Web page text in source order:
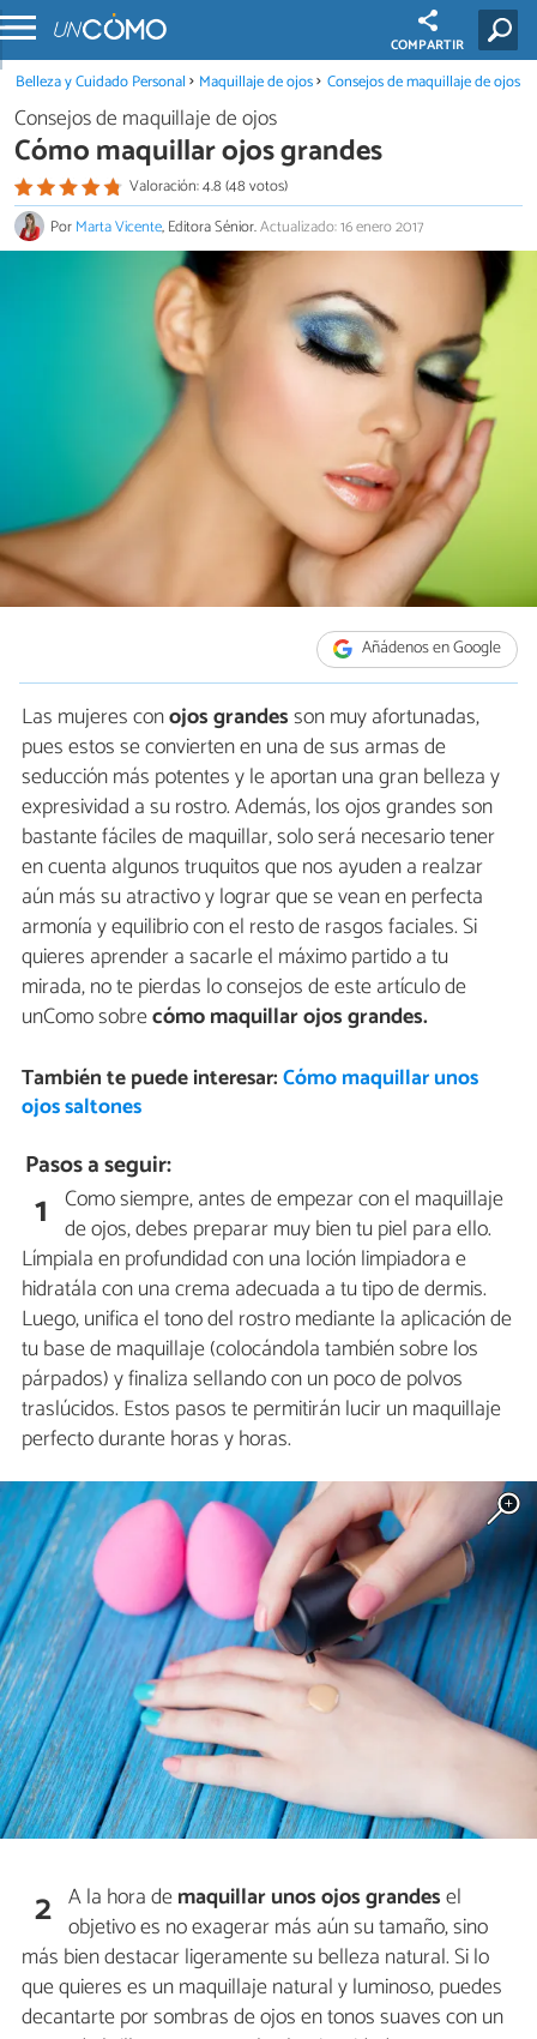
COMPARTIR
Belleza y Cuidado Personal Maquillaje de ojos Consejos de maquillaje de ojos
Consejos de maquillaje de ojos
Cómo maquillar ojos grandes
Valoración: 4.8 (48 votos)
PorMarta Vicente, Editora Sénior.Actualizado: 16 enero 2017
Añádenos en Google
Las mujeres conojos grandesson muy afortunadas,
pues estos se convierten en una de sus armas de
seducción más potentes y le aportan una gran belleza y
expresividad a su rostro. Además, los ojos grandes son
bastante fáciles de maquillar, solo será necesario tener
en cuenta algunos truquitos que nos ayuden a realzar
aún más su atractivo y lograr que se vean en perfecta
armonía y equilibrio con el resto de rasgos faciales. Si
quieres aprender a sacarle el máximo partido a tu
mirada, no te pierdas lo consejos de este artículo de
unComo sobrecómo maquillar ojos grandes.
También te puede interesar:Cómo maquillar unos
ojos saltones
Pasos a seguir:
1 Como siempre, antes de empezar con el maquillaje
de ojos, debes preparar muy bien tu piel para ello.
Límpiala en profundidad con una loción limpiadora e
hidratála con una crema adecuada a tu tipo de dermis.
Luego, unifica el tono del rostro mediante la aplicación de
tu base de maquillaje (colocándola también sobre los
párpados) y finaliza sellando con un poco de polvos
traslúcidos. Estos pasos te permitirán lucir un maquillaje
perfecto durante horas y horas.
2 A la hora demaquillar unos ojos grandesel
objetivo es no exagerar más aún su tamaño, sino
más bien destacar ligeramente su belleza natural. Si lo
que quieres es un maquillaje natural y luminoso, puedes
decantarte por sombras de ojos en tonos suaves con un